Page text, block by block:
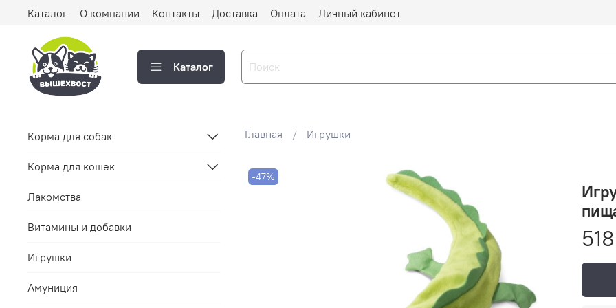
Каталог О компании Контакты Доставка Оплата Личный кабинет
Каталог
Главная Игрушки
-47%
Корма для собак
Корма для кошек
Лакомства
Витамины и добавки
Игрушки
Амуниция